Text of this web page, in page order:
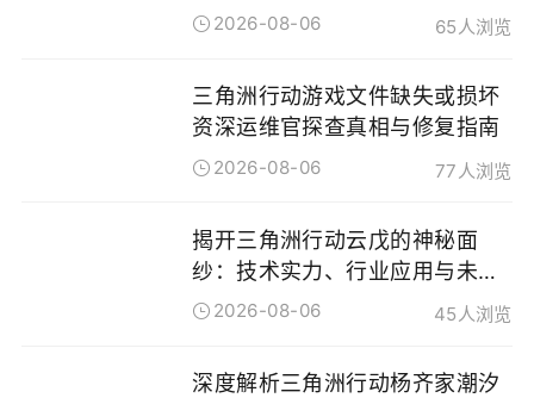
答案2026-08-06 65人浏览
三角洲行动游戏文件缺失或损坏
资深运维官探查真相与修复指南
2026-08-06 77人浏览
揭开三角洲行动云戊的神秘面
纱：技术实力、行业应用与未来
趋势2026-08-06 45人浏览
深度解析三角洲行动杨齐家潮汐